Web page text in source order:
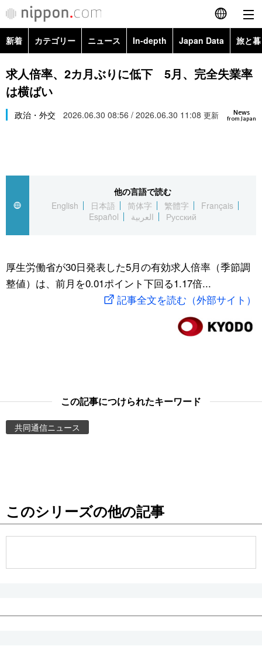
English
简体字
Русский
カテゴリー
経済・ビジネス
国際
文化
トップ
アーカイブ
In-depth
Japan Data
動画/Live
お知らせ
新着 カテゴリー ニュース In-depth Japan Data 旅と
政治・外交
経済・ビジネス
スポーツ・東京2020
Topics
求人倍率、2カ月ぶりに低下 5月、完全失業率
は横ばい
News
from Japan
政治・外交 2026.06.30 08:56 / 2026.06.30 11:08 更新
他の言語で読む
English
日本語 简体字 繁體字
Français
Español
العربية Русский
厚生労働省が30日発表した5月の有効求人倍率（季節調
整値）は、前月を0.01ポイント下回る1.17倍...
記事全文を読む（外部サイト）
この記事につけられたキーワード
共同通信ニュース
このシリーズの他の記事